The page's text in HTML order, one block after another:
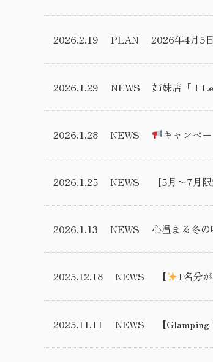
2026.2.19 PLAN 2026年4月5
2026.1.29 NEWS 姉妹店「
2026.1.28 NEWS キャンペ
2026.1.25 NEWS 【5月〜7月
2026.1.13 NEWS 心温まる冬
2025.12.18 NEWS 【 1名分
2025.11.11 NEWS 【